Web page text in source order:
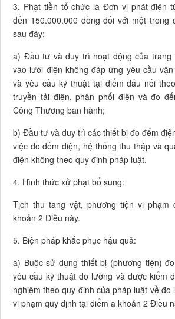
3. Phạt tiền tổ chức là Đơn vị phát điện
đến 150.000.000 đồng đối với một trong
sau đây:
a) Đầu tư và duy trì hoạt động của trang
vào lưới điện không đáp ứng yêu cầu
và yêu cầu kỹ thuật tại điểm đấu nối
truyền tải điện, phân phối điện và đo
Công Thương ban hành;
b) Đầu tư và duy trì các thiết bị đo đếm
việc đo đếm điện, hệ thống thu thập và
điện không theo quy định pháp luật.
4. Hình thức xử phạt bổ sung:
Tịch thu tang vật, phương tiện vi phạm
khoản 2 Điều này.
5. Biện pháp khắc phục hậu quả:
a) Buộc sử dụng thiết bị (phương tiện)
yêu cầu kỹ thuật đo lường và được kiểm
nghiệm theo quy định của pháp luật về đo
vi phạm quy định tại điểm a khoản 2 Điều